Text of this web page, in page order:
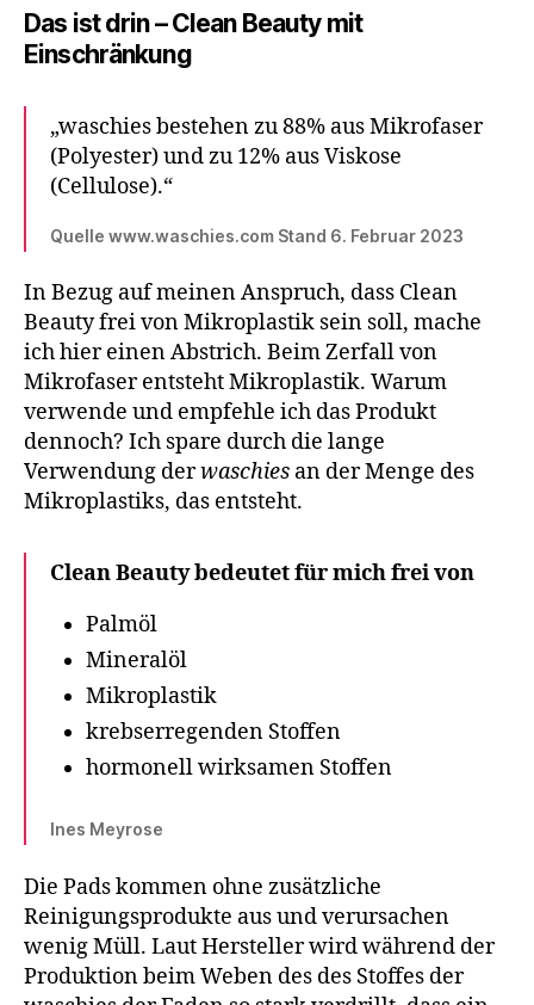
Das ist drin – Clean Beauty mit
Einschränkung
„waschies bestehen zu 88% aus Mikrofaser
(Polyester) und zu 12% aus Viskose
(Cellulose).“
Quelle www.waschies.com Stand 6. Februar 2023
In Bezug auf meinen Anspruch, dass Clean
Beauty frei von Mikroplastik sein soll, mache
ich hier einen Abstrich. Beim Zerfall von
Mikrofaser entsteht Mikroplastik. Warum
verwende und empfehle ich das Produkt
dennoch? Ich spare durch die lange
Verwendung derwaschies an der Menge des
Mikroplastiks, das entsteht.
Clean Beauty bedeutet für mich frei von
Palmöl
Mineralöl
Mikroplastik
krebserregenden Stoffen
hormonell wirksamen Stoffen
Ines Meyrose
Die Pads kommen ohne zusätzliche
Reinigungsprodukte aus und verursachen
wenig Müll. Laut Hersteller wird während der
Produktion beim Weben des des Stoffes der